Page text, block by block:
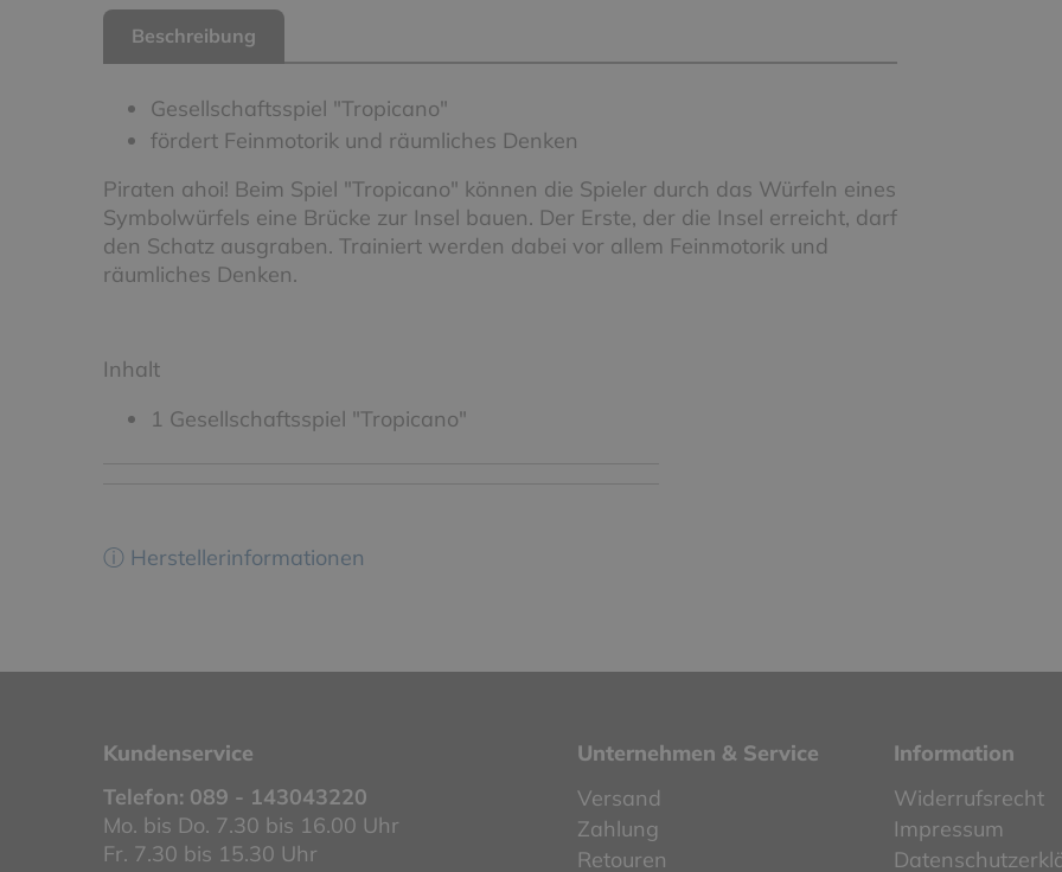
Beschreibung
Gesellschaftsspiel "Tropicano"
fördert Feinmotorik und räumliches Denken
Piraten ahoi! Beim Spiel "Tropicano" können die Spieler durch das Würfeln eines
Symbolwürfels eine Brücke zur Insel bauen. Der Erste, der die Insel erreicht, darf
den Schatz ausgraben. Trainiert werden dabei vor allem Feinmotorik und
räumliches Denken.
Inhalt
1 Gesellschaftsspiel "Tropicano"
ⓘ Herstellerinformationen
Kundenservice
Telefon: 089 - 143043220
Mo. bis Do. 7.30 bis 16.00 Uhr
Fr. 7.30 bis 15.30 Uhr
Unternehmen & Service
Versand
Zahlung
Retouren
Information
Widerrufsrecht
Impressum